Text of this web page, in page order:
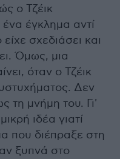
ο Τζέικ
έγκλημα αντί
σχεδιάσει και
Όμως, μια
όταν ο Τζέικ
Δεν
τη μνήμη του. Γι'
ιδέα γιατί
που διέπραξε στη
ξυπνά στο